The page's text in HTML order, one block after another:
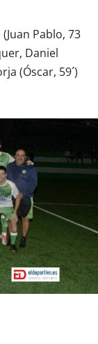
Pablo, 73
Daniel
(Óscar, 59´)